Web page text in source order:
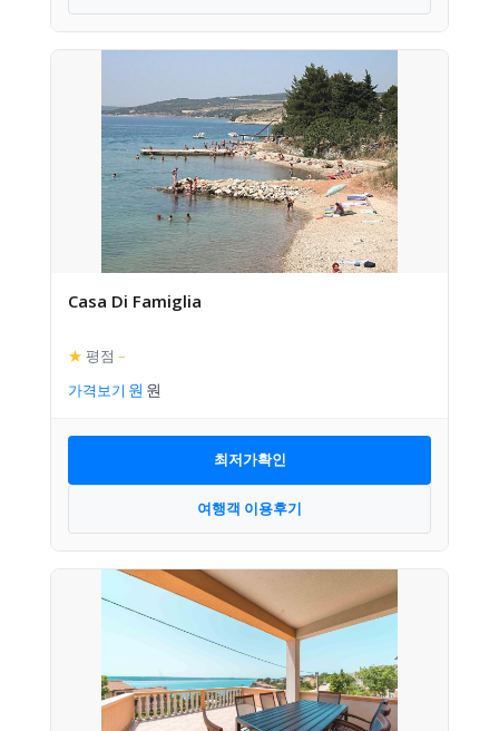
Casa Di Famiglia
★ 평점 –
가격보기
최저가확인
여행객 이용후기